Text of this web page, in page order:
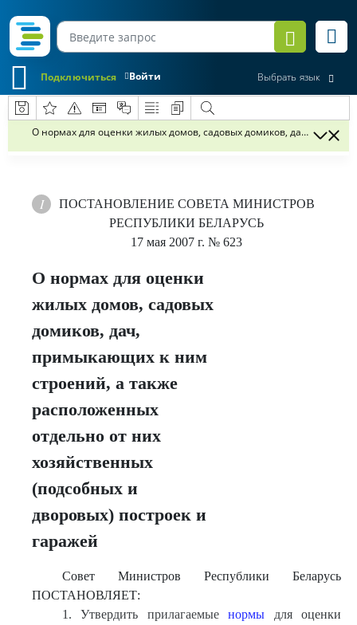
Войти
Подключиться Выбрать язык
О нормах для оценки жилых домов, садовых домиков, дач,
ПОСТАНОВЛЕНИЕ СОВЕТА МИНИСТРОВ
РЕСПУБЛИКИ БЕЛАРУСЬ
17 мая 2007 г. № 623
О нормах для оценки
жилых домов, садовых
домиков, дач,
примыкающих к ним
строений, а также
расположенных
отдельно от них
хозяйственных
(подсобных и
дворовых) построек и
гаражей
Совет Министров Республики Беларусь
ПОСТАНОВЛЯЕТ:
1. Утвердить прилагаемыенормы для оценки